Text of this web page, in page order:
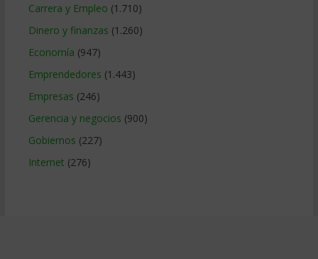
Carrera y Empleo (1.710)
Dinero y finanzas (1.260)
Economía (947)
Emprendedores (1.443)
Empresas (246)
Gerencia y negocios (900)
Gobiernos (227)
Internet (276)